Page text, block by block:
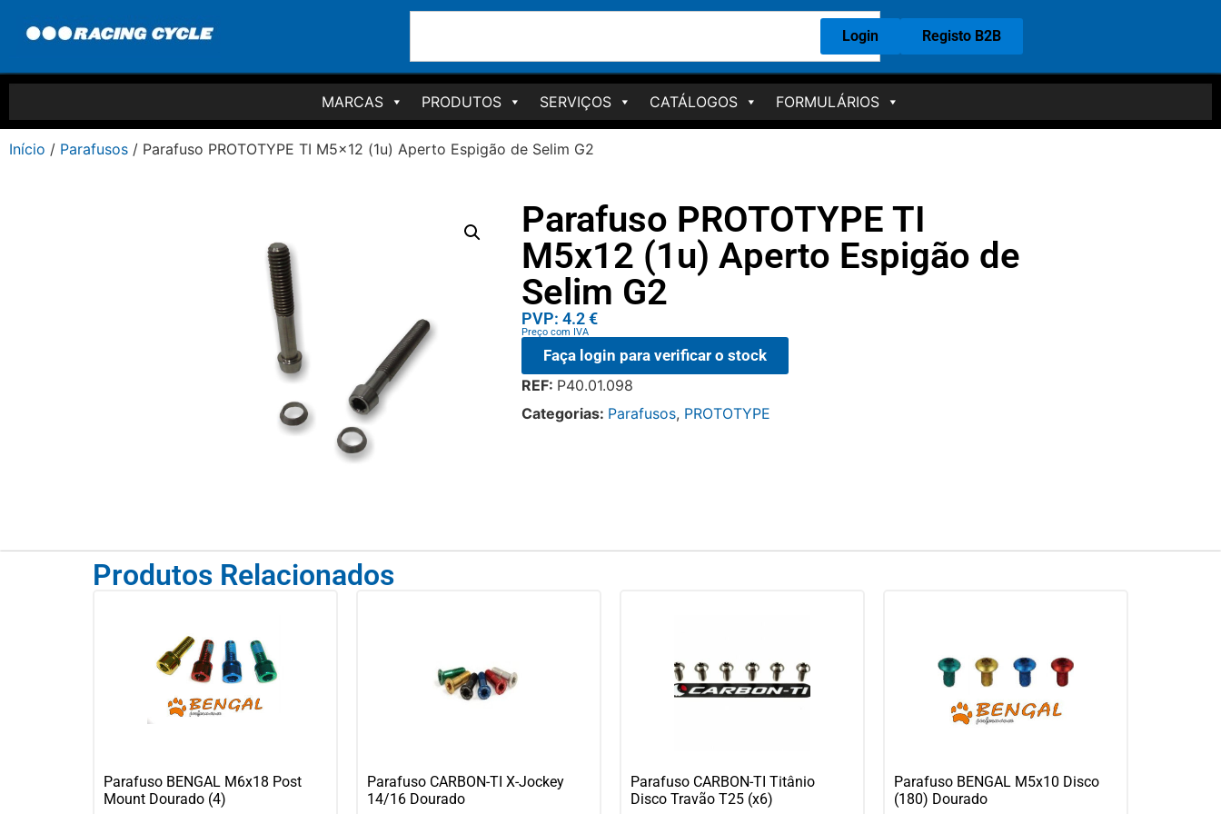
Login Registo B2B
MARCAS PRODUTOS SERVIÇOS CATÁLOGOS FORMULÁRIOS
Início / Parafusos / Parafuso PROTOTYPE TI M5x12 (1u) Aperto Espigão de Selim G2
Parafuso PROTOTYPE TI
M5x12 (1u) Aperto Espigão de
Selim G2
PVP: 4.2 €
Preço com IVA
Faça login para verificar o stock
REF: P40.01.098
Categorias: Parafusos, PROTOTYPE
Produtos Relacionados
Parafuso BENGAL M6x18 Post
Mount Dourado (4)
Parafuso CARBON-TI X-Jockey
14/16 Dourado
Parafuso CARBON-TI Titânio
Disco Travão T25 (x6)
Parafuso BENGAL M5x10 Disco
(180) Dourado